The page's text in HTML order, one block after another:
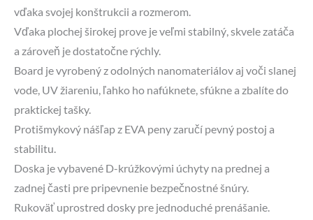
vďaka svojej konštrukcii a rozmerom.
Vďaka plochej širokej prove je veľmi stabilný, skvele zatáča
a zároveň je dostatočne rýchly.
Board je vyrobený z odolných nanomateriálov aj voči slanej
vode, UV žiareniu, ľahko ho nafúknete, sfúkne a zbalíte do
praktickej tašky.
Protišmykový nášľap z EVA peny zaručí pevný postoj a
stabilitu.
Doska je vybavené D-krúžkovými úchyty na prednej a
zadnej časti pre pripevnenie bezpečnostné šnúry.
Rukoväť uprostred dosky pre jednoduché prenášanie.